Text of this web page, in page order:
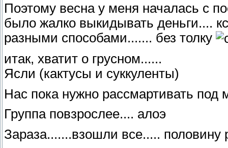
Поэтому весна у меня началась с
было жалко выкидывать деньги....
разными способами....... без толку
итак, хватит о грусном......
Ясли (кактусы и суккуленты)
Нас пока нужно рассмартивать
Группа повзрослее.... алоэ
Зараза.......взошли все..... половину